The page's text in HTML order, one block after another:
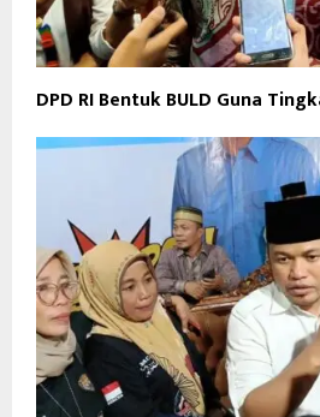
DPD RI Bentuk BULD Guna